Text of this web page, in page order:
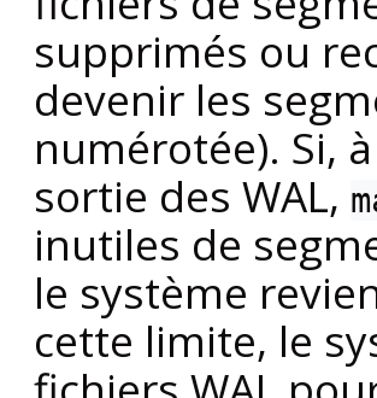
supprimés ou
devenir les
numérotée). Si,
sortie des WAL,
inutiles de
le système
cette limite, le